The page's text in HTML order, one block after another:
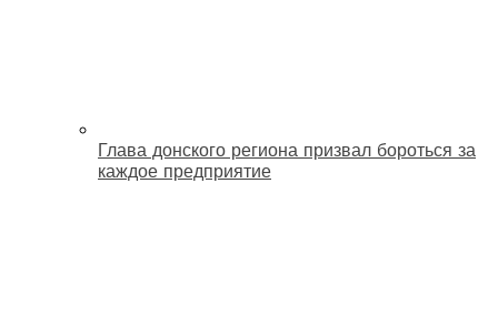
Глава донского региона призвал бороться за
каждое предприятие